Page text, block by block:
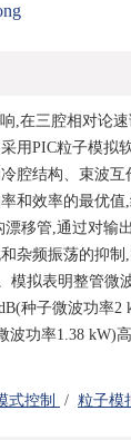
,在三腔相对论
用PIC粒子模拟
腔结构、束波互
和效率的最优值
移管,通过对输
杂频振荡的抑
模拟表明整管微
种子微波功率2
波功率1.38 kW)
式控制 / 粒子模